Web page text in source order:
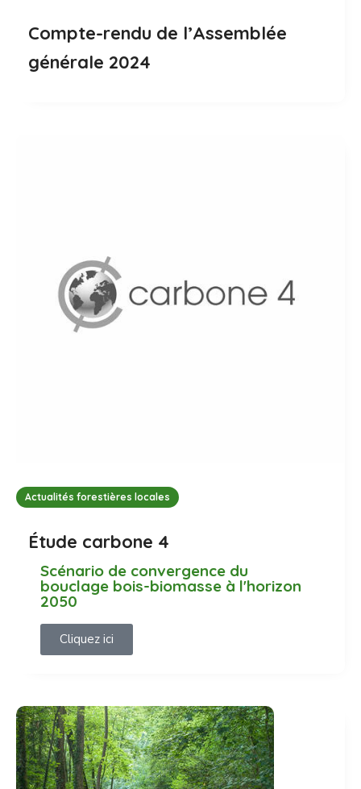
Compte-rendu de l’Assemblée
générale 2024
Actualités forestières locales
Étude carbone 4
Scénario de convergence du
bouclage bois-biomasse à l'horizon
2050
Cliquez ici